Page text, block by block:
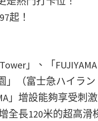
起！
」、「FUJIYAMA
」（富士急ハイラ
」增設能夠享受刺
全長120米的超高